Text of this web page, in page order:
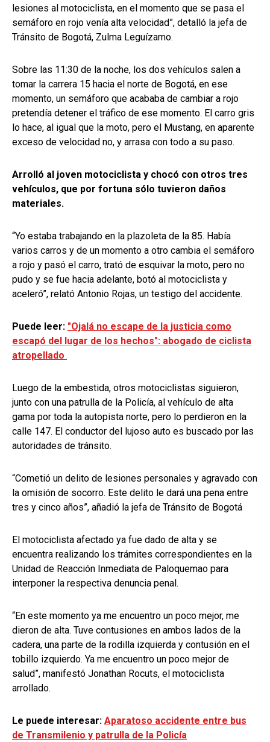
lesiones al motociclista, en el momento que se pasa el
semáforo en rojo venía alta velocidad”, detalló la jefa de
Tránsito de Bogotá, Zulma Leguízamo.
Sobre las 11:30 de la noche, los dos vehículos salen a
tomar la carrera 15 hacia el norte de Bogotá, en ese
momento, un semáforo que acababa de cambiar a rojo
pretendía detener el tráfico de ese momento. El carro gris
lo hace, al igual que la moto, pero el Mustang, en aparente
exceso de velocidad no, y arrasa con todo a su paso.
Arrolló al joven motociclista y chocó con otros tres
vehículos, que por fortuna sólo tuvieron daños
materiales.
“Yo estaba trabajando en la plazoleta de la 85. Había
varios carros y de un momento a otro cambia el semáforo
a rojo y pasó el carro, trató de esquivar la moto, pero no
pudo y se fue hacia adelante, botó al motociclista y
aceleró”, relató Antonio Rojas, un testigo del accidente.
Puede leer: "Ojalá no escape de la justicia como
escapó del lugar de los hechos": abogado de ciclista
atropellado
Luego de la embestida, otros motociclistas siguieron,
junto con una patrulla de la Policía, al vehículo de alta
gama por toda la autopista norte, pero lo perdieron en la
calle 147. El conductor del lujoso auto es buscado por las
autoridades de tránsito.
“Cometió un delito de lesiones personales y agravado con
la omisión de socorro. Este delito le dará una pena entre
tres y cinco años”, añadió la jefa de Tránsito de Bogotá
El motociclista afectado ya fue dado de alta y se
encuentra realizando los trámites correspondientes en la
Unidad de Reacción Inmediata de Paloquemao para
interponer la respectiva denuncia penal.
“En este momento ya me encuentro un poco mejor, me
dieron de alta. Tuve contusiones en ambos lados de la
cadera, una parte de la rodilla izquierda y contusión en el
tobillo izquierdo. Ya me encuentro un poco mejor de
salud”, manifestó Jonathan Rocuts, el motociclista
arrollado.
Le puede interesar: Aparatoso accidente entre bus
de Transmilenio y patrulla de la Policía